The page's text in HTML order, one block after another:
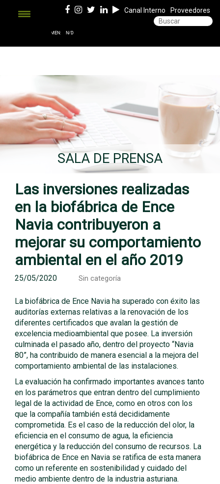
Canal Interno Proveedores
SALA DE PRENSA
Las inversiones realizadas
en la biofábrica de Ence
Navia contribuyeron a
mejorar su comportamiento
ambiental en el año 2019
25/05/2020 Sin categoría
La biofábrica de Ence Navia ha superado con éxito las
auditorías externas relativas a la renovación de los
diferentes certificados que avalan la gestión de
excelencia medioambiental que posee. La inversión
culminada el pasado año, dentro del proyecto “Navia
80”, ha contribuido de manera esencial a la mejora del
comportamiento ambiental de las instalaciones.
La evaluación ha confirmado importantes avances tanto
en los parámetros que entran dentro del cumplimiento
legal de la actividad de Ence, como en otros con los
que la compañía también está decididamente
comprometida. Es el caso de la reducción del olor, la
eficiencia en el consumo de agua, la eficiencia
energética y la reducción del consumo de recursos. La
biofábrica de Ence en Navia se ratifica de esta manera
como un referente en sostenibilidad y cuidado del
medio ambiente dentro de la industria asturiana.